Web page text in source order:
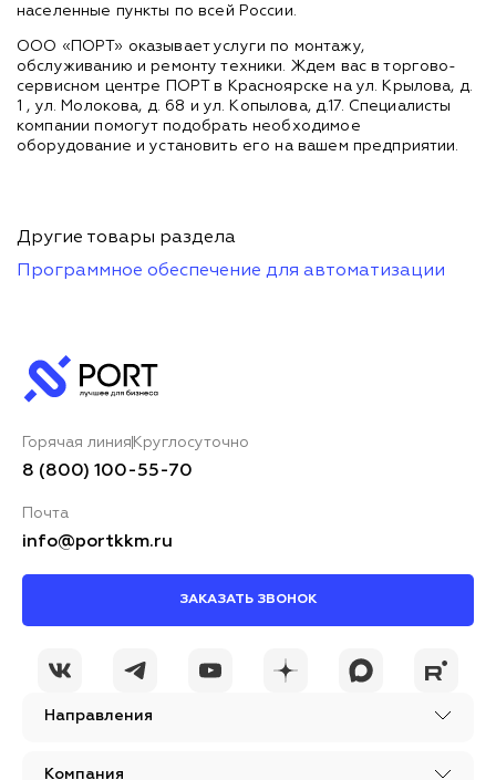
населенные пункты по всей России.
ООО «ПОРТ» оказывает услуги по монтажу,
обслуживанию и ремонту техники. Ждем вас в торгово-
сервисном центре ПОРТ в Красноярске на ул. Крылова, д.
1 , ул. Молокова, д. 68 и ул. Копылова, д.17. Специалисты
компании помогут подобрать необходимое
оборудование и установить его на вашем предприятии.
Другие товары раздела
Программное обеспечение для автоматизации
Направления
Компания
Горячая линия Круглосуточно
8 (800) 100-55-70
Почта
info@portkkm.ru
ЗАКАЗАТЬ ЗВОНОК